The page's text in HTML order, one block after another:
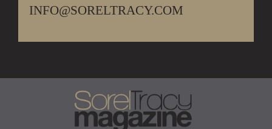
INFO@SORELTRACY.COM